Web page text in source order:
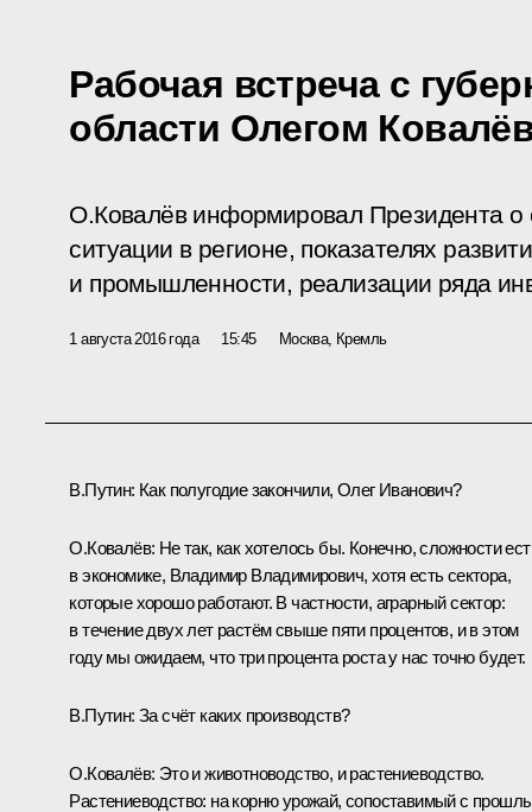
Рабочая встреча с
области Олегом
О.Ковалёв информировал Президента о
ситуации в регионе, показателях
и промышленности, реализации ряда
1 августа 2016 года 15:45 Москва, Кремль
В.Путин: Как полугодие закончили, Олег Иванович?
О.Ковалёв: Не так, как хотелось бы. Конечно, сложности
в экономике, Владимир Владимирович, хотя есть сектора,
которые хорошо работают. В частности, аграрный сектор:
в течение двух лет растём свыше пяти процентов, и в этом
году мы ожидаем, что три процента роста у нас точно будет.
В.Путин: За счёт каких производств?
О.Ковалёв: Это и животноводство, и растениеводство.
Растениеводство: на корню урожай, сопоставимый с